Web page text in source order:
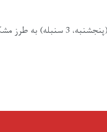
خبرنگار آزاد محلی هنگام ...